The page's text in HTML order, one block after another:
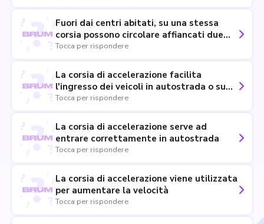
Fuori dai centri abitati, su una stessa
corsia possono circolare affiancati due
ciclomotori
Tocca per rispondere
La corsia di accelerazione facilita
l'ingresso dei veicoli in autostrada o su
strade extraurbane principali
Tocca per rispondere
La corsia di accelerazione serve ad
entrare correttamente in autostrada
Tocca per rispondere
La corsia di accelerazione viene utilizzata
per aumentare la velocità
Tocca per rispondere